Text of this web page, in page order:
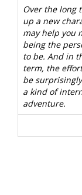
Over the long
up a new
may help you
being the
to be. And in
term, the
be
a kind of
adventure.